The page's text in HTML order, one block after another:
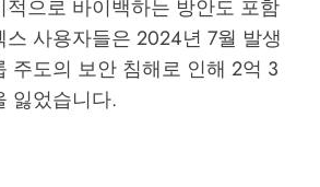
으로 바이백하는 방안도 포함
사용자들은 2024년 7월 발생
주도의 보안 침해로 인해 2억 3
잃었습니다.